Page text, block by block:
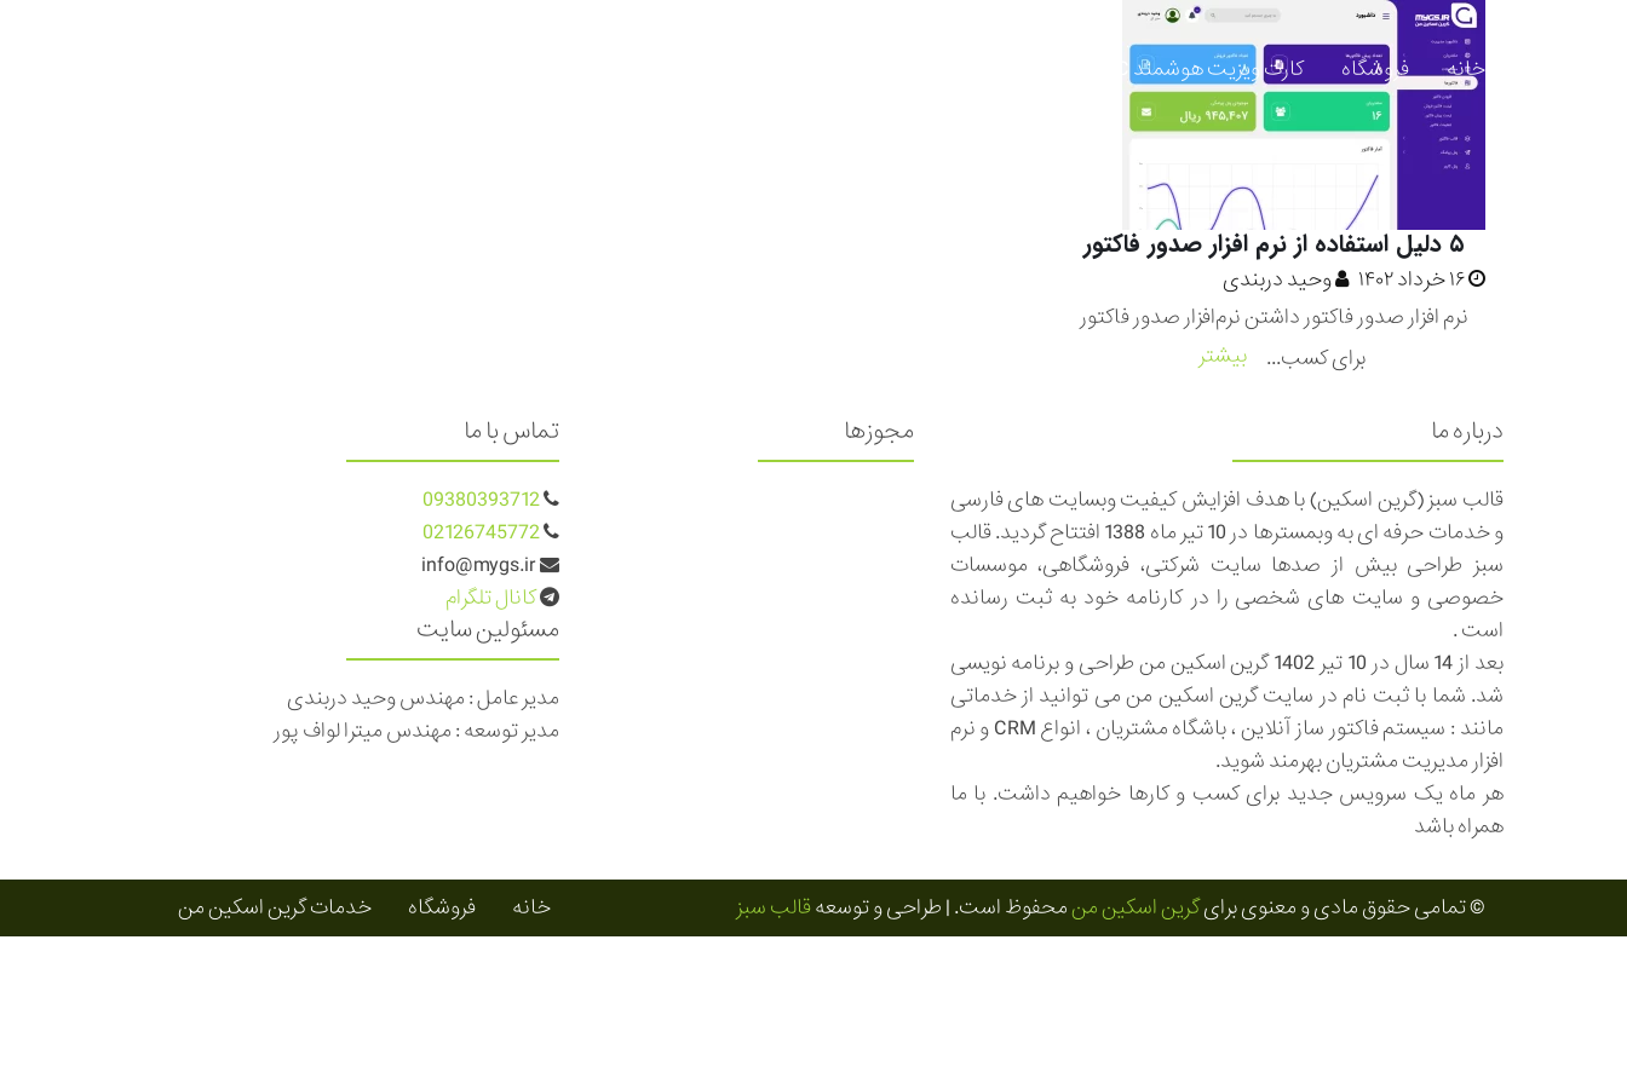
خانه فروشگاه کارت ویزیت هوشمند NFC
۵ دلیل استفاده از نرم افزار صدور فاکتور
وحید دربندی
نرم افزار صدور فاکتور داشتن نرم‌افزار صدور فاکتور
برای کسب...
بیشتر
درباره ما
قالب سبز (گرین اسکین) با هدف افزایش کیفیت وبسایت های فارسی
و خدمات حرفه ای به وبمسترها در 10 تیر ماه 1388 افتتاح گردید. قالب
سبز طراحی بیش از صدها سایت شرکتی، فروشگاهی، موسسات
خصوصی و سایت های شخصی را در کارنامه خود به ثبت رسانده
است .
بعد از 14 سال در 10 تیر 1402 گرین اسکین من طراحی و برنامه نویسی
شد. شما با ثبت نام در سایت گرین اسکین من می توانید از خدماتی
مانند : سیستم فاکتور ساز آنلاین ، باشگاه مشتریان ، انواع CRM و نرم
افزار مدیریت مشتریان بهرمند شوید.
هر ماه یک سرویس جدید برای کسب و کارها خواهیم داشت. با ما
همراه باشد
مجوزها تماس با ما
09380393712
02126745772
کانال تلگرام
مسئولین سایت
مدیر عامل : مهندس وحید دربندی
مدیر توسعه : مهندس میترا لواف پور
© تمامی حقوق مادی و معنوی برایگرین اسکین منمحفوظ است. | طراحی و توسعهقالب سبز خانه فروشگاه خدمات گرین اسکین من